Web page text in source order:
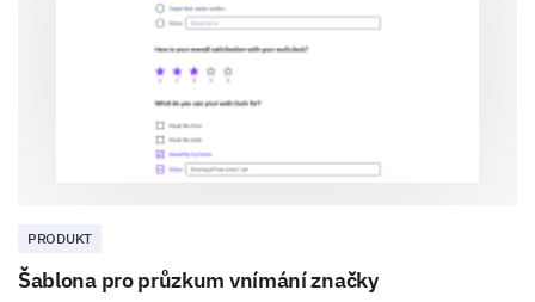
Cenový bod 4
Srovnávací analýza
Ceníme si vašeho srovnání našich produktů a cen s
jinými produkty, které jsou k dispozici na trhu.
našich konkurentů?
Ano Nevím
PRODUKT
Šablona pro průzkum vnímání značky